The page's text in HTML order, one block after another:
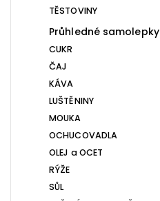
TĚSTOVINY
Průhledné samolepky
CUKR
ČAJ
KÁVA
LUŠTĚNINY
MOUKA
OCHUCOVADLA
OLEJ a OCET
RÝŽE
SŮL